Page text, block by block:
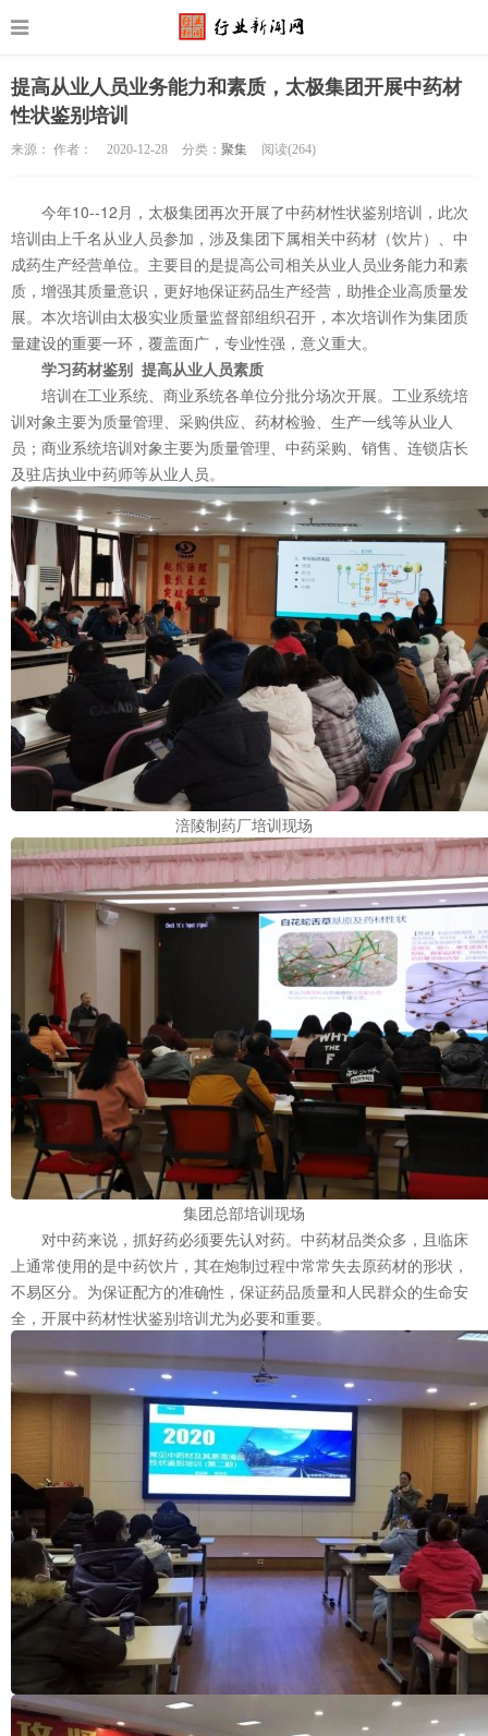
提高从业人员业务能力和素质，太极集团开展中药材
性状鉴别培训
来源： 作者： 2020-12-28 分类： 聚集 阅读(264)
今年10--12月，太极集团再次开展了中药材性状鉴别培训，此次
培训由上千名从业人员参加，涉及集团下属相关中药材（饮片）、中
成药生产经营单位。主要目的是提高公司相关从业人员业务能力和素
质，增强其质量意识，更好地保证药品生产经营，助推企业高质量发
展。本次培训由太极实业质量监督部组织召开，本次培训作为集团质
量建设的重要一环，覆盖面广，专业性强，意义重大。
学习药材鉴别 提高从业人员素质
培训在工业系统、商业系统各单位分批分场次开展。工业系统培
训对象主要为质量管理、采购供应、药材检验、生产一线等从业人
员；商业系统培训对象主要为质量管理、中药采购、销售、连锁店长
及驻店执业中药师等从业人员。
涪陵制药厂培训现场
集团总部培训现场
对中药来说，抓好药必须要先认对药。中药材品类众多，且临床
上通常使用的是中药饮片，其在炮制过程中常常失去原药材的形状，
不易区分。为保证配方的准确性，保证药品质量和人民群众的生命安
全，开展中药材性状鉴别培训尤为必要和重要。